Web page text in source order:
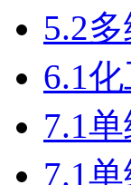
5.2
6.1
7.1
7.1